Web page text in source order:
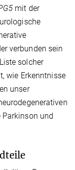
mit der
verbunden sein
solcher
wie Erkenntnisse
unser
Parkinson und